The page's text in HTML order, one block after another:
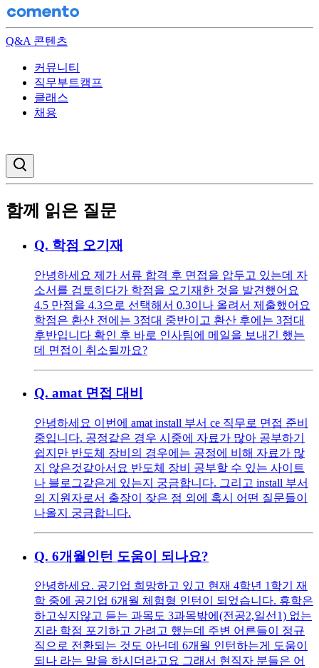
Q&A 콘텐츠
커뮤니티
직무부트캠프
클래스
채용
함께 읽은 질문
Q. 학점 오기재
안녕하세요 제가 서류 합격 후 면접을 압두고 있는데 자
소서를 검토히다가 학점을 오기재한 것을 발견했어요
4.5 만점을 4.3으로 선택해서 0.3이나 올려서 제출했어요
학점은 환산 전에는 3점대 중반이고 환산 후에는 3점대
후반입니다 확인 후 바로 인사팀에 메일을 보내긴 했는
데 면접이 취소될까요?
Q. amat 면접 대비
안녕하세요 이번에 amat install 부서 ce 직무로 면접 준비
중입니다. 공정같은 경우 시중에 자료가 많아 공부하기
쉽지만 반도체 장비의 경우에는 공정에 비해 자료가 많
지 않은것같아서요 반도체 장비 공부할 수 있는 사이트
나 블로그같은게 있는지 궁금합니다. 그리고 install 부서
의 지원자로서 출장이 잦은 점 외에 혹시 어떤 질문들이
나올지 궁금합니다.
Q. 6개월인턴 도움이 되나요?
안녕하세요. 공기업 희망하고 있고 현재 4학년 1학기 재
학 중에 공기업 6개월 체험형 인턴이 되었습니다. 휴학은
하고싶지않고 듣는 과목도 3과목밖에(전공2,일선1) 없는
지라 학점 포기하고 가려고 했는데 주변 어른들이 정규
직으로 전환되는 것도 아닌데 6개월 인턴하는게 도움이
되나 라는 말을 하시더라고요 그래서 현직자 분들은 어